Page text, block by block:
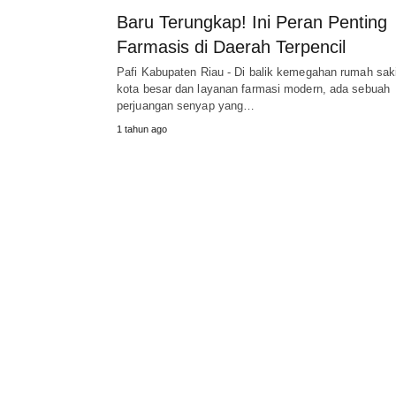
Baru Terungkap! Ini Peran Penting
Farmasis di Daerah Terpencil
Pafi Kabupaten Riau - Di balik kemegahan rumah
kota besar dan layanan farmasi modern, ada sebuah
perjuangan senyap yang…
1 tahun ago